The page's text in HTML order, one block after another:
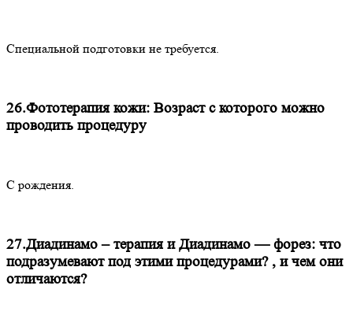
Специальной подготовки не требуется.
26.Фототерапия кожи: Возраст с которого можно
проводить процедуру
С рождения.
27.Диадинамо – терапия и Диадинамо — форез: что
подразумевают под этими процедурами? , и чем они
отличаются?